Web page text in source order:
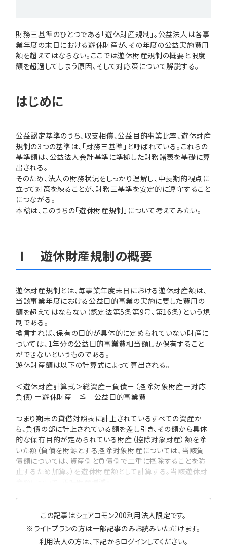
【連載】非営利法人AtoZei
【連載】労務管理の歩き方
【連載】AI活用のすすめ
財務三基準のひとつである「遊休財産規制」。公益法人は各事
業年度の末日における遊休財産が、その年度の公益実施費用
額を超えてはならない。ここでは遊休財産規制の概要と限度
額を超過してしまう原因、そして対応策について解説する。
はじめに
公益認定基準のうち、収支相償、公益目的事業比率、遊休財産
規制の3つの基準は、「財務三基準」と呼ばれている。これらの
基準額は、公益法人会計基準に準拠した財務諸表を基礎に算
出される。
そのため、法人の財務状況をしっかり理解し、中長期的視点に
立って対策を練ることが、財務三基準を安定的に遵守すること
につながる。
本稿は、このうちの「遊休財産規制」について考えてみたい。
Ⅰ 遊休財産規制の概要
遊休財産規制とは、毎事業年度末日における遊休財産額は、
当該事業年度における公益目的事業の実施に要した費用の
額を超えてはならない（認定法第5条第9号、第16条）という規
制である。
換言すれば、保有の目的が具体的に定められていない財産に
ついては、1年分の公益目的事業費相当額しか保有すること
ができないというものである。
遊休財産額は以下の計算式によって算出される。
＜遊休財産計算式＞総資産－負債－（控除対象財産－対応
負債）＝遊休財産 ≦ 公益目的事業費
つまり期末の貸借対照表に計上されているすべての資産か
ら、負債の部に計上されている額を差し引き、その額から具体
的な保有目的が定められている財産（控除対象財産）額を除
いた額（負債を財源とする控除対象財産については、当該負
債額については、資産側と負債側で二重に控除することを防
止するため加算。）を遊休財産額として計算する。当該遊休財
この記事はシェアコモン200利用法人限定です。
※ライトプランの方は一部記事のみお読みいただけます。
利用法人の方は、下記からログインしてください。